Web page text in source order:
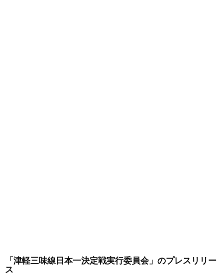
「津軽三味線日本一決定戦実行委員会」 のプレスリリー
ス